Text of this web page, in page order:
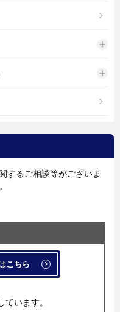
するご相談等がございま
こちら
います。